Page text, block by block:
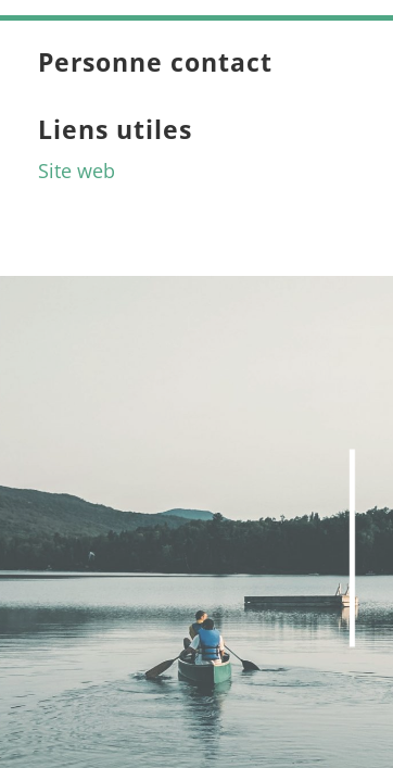
Personne contact
Liens utiles
Site web